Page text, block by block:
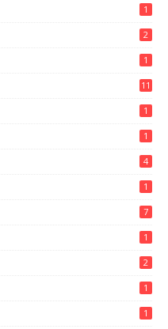
1
2
1
11
1
1
4
1
7
1
2
1
1